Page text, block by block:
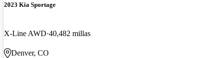
2023 Kia Sportage
X-Line AWD 40,482 millas
Denver, CO